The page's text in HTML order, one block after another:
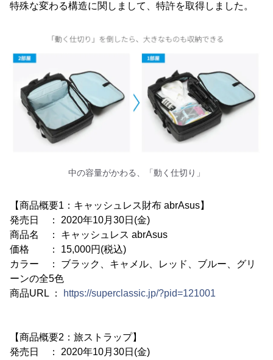
特殊な変わる構造に関しまして、特許を取得しました。
中の容量がかわる、「動く仕切り」
【商品概要1：キャッシュレス財布 abrAsus】
発売日 ： 2020年10月30日(金)
商品名 ： キャッシュレス abrAsus
価格 ： 15,000円(税込)
カラー ： ブラック、キャメル、レッド、ブルー、グリ
ーンの全5色
商品URL ：
https://superclassic.jp/?pid=121001
【商品概要2：旅ストラップ】
発売日 ： 2020年10月30日(金)